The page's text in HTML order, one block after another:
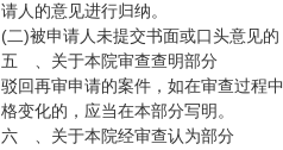
请人的意见进行归纳。
(二)被申请人未提交书面或口头意见的
五 、关于本院审查查明部分
驳回再审申请的案件，如在审查过程
格变化的，应当在本部分写明。
六 、关于本院经审查认为部分